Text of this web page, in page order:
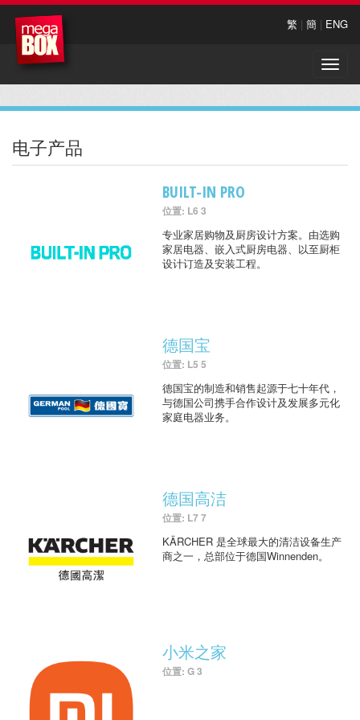
繁 | 簡 | ENG
Toggle
电子产品
BUILT-IN PRO
位置: L6 3
专业家居购物及厨房设计方案。由选购
家居电器、嵌入式厨房电器、以至厨柜
设计订造及安装工程。
德国宝
位置: L5 5
德国宝的制造和销售起源于七十年代，
与德国公司携手合作设计及发展多元化
家庭电器业务。
德国高洁
位置: L7 7
KÄRCHER 是全球最大的清洁设备生产
商之一，总部位于德国Winnenden。
小米之家
位置: G 3